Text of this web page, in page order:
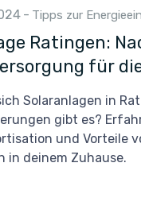
- Tipps zur
Ratingen:
für
Solaranlagen in
gibt es?
und Vorteile
in deinem Zuhause.